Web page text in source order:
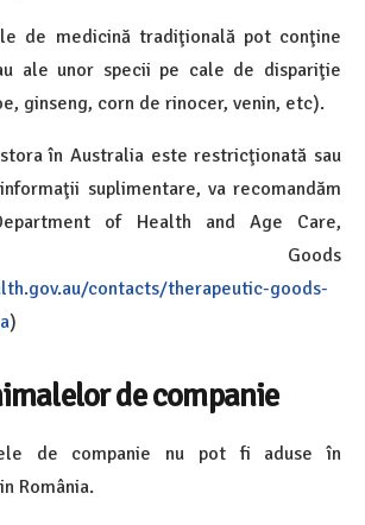
de medicină tradiţională pot conţine
ale unor specii pe cale de dispariţie
ginseng, corn de rinocer, venin, etc).
în Australia este restricţionată sau
suplimentare, va recomandăm
of Health and Age Care,
Goods
contacts/therapeutic-goods-
)
de companie
de companie nu pot fi aduse în
România.